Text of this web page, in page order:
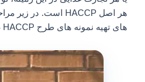
های تهیه نمونه های طرح HACCP غذا آورده شده است: